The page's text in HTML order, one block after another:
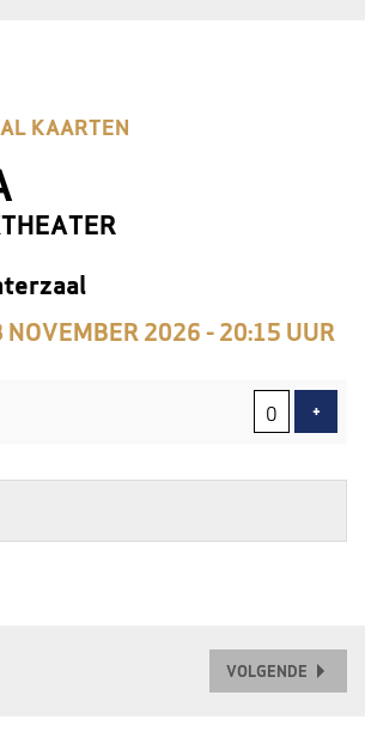
KAARTEN
NOVEMBER 2026 - 20:15 UUR
+
VOLGENDE